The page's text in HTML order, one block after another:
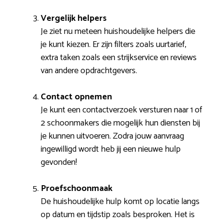
Vergelijk helpers
Je ziet nu meteen huishoudelijke helpers die
je kunt kiezen. Er zijn filters zoals uurtarief,
extra taken zoals een strijkservice en reviews
van andere opdrachtgevers.
Contact opnemen
Je kunt een contactverzoek versturen naar 1 of
2 schoonmakers die mogelijk hun diensten bij
je kunnen uitvoeren. Zodra jouw aanvraag
ingewilligd wordt heb jij een nieuwe hulp
gevonden!
Proefschoonmaak
De huishoudelijke hulp komt op locatie langs
op datum en tijdstip zoals besproken. Het is